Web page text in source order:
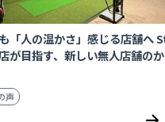
人の温かさ」感じる店舗へ Star☆GolfClub
が目指す、新しい無人店舗の
声